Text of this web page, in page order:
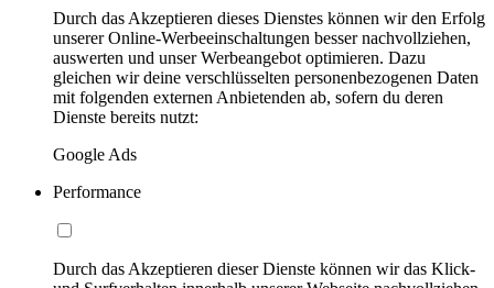
Durch das Akzeptieren dieses Dienstes können wir den Erfolg
unserer Online-Werbeeinschaltungen besser nachvollziehen,
auswerten und unser Werbeangebot optimieren. Dazu
gleichen wir deine verschlüsselten personenbezogenen Daten
mit folgenden externen Anbietenden ab, sofern du deren
Dienste bereits nutzt:
Google Ads
Performance
Durch das Akzeptieren dieser Dienste können wir das Klick-